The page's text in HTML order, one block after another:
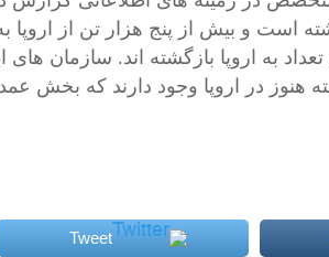
است و بیش از پنج هزار تن از اروپا
به اروپا بازگشته اند. سازمان های
در اروپا وجود دارند که بخش
Tweet